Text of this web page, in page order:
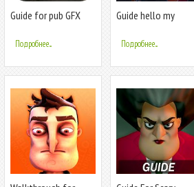
Guide for pub GFX
Booster
Подробнее...
Guide hello my
and seek
Подробнее...